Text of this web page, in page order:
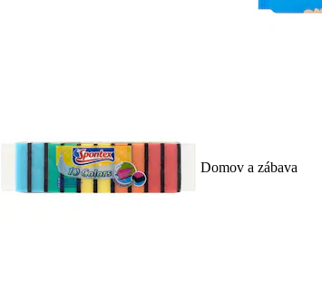
Domov a zábava